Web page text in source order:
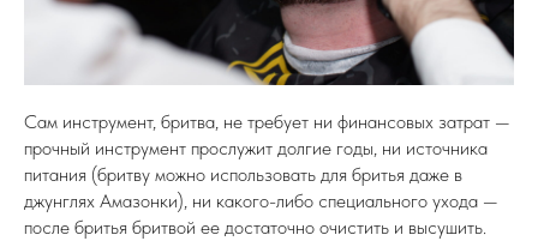
Сам инструмент, бритва, не требует ни финансовых затрат —
прочный инструмент прослужит долгие годы, ни источника
питания (бритву можно использовать для бритья даже в
джунглях Амазонки), ни какого-либо специального ухода —
после бритья бритвой ее достаточно очистить и высушить.